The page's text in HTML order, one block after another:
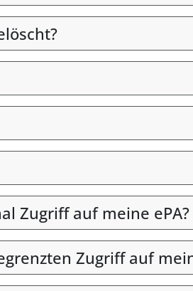
Zugriff auf meine ePA?
Zugriff auf